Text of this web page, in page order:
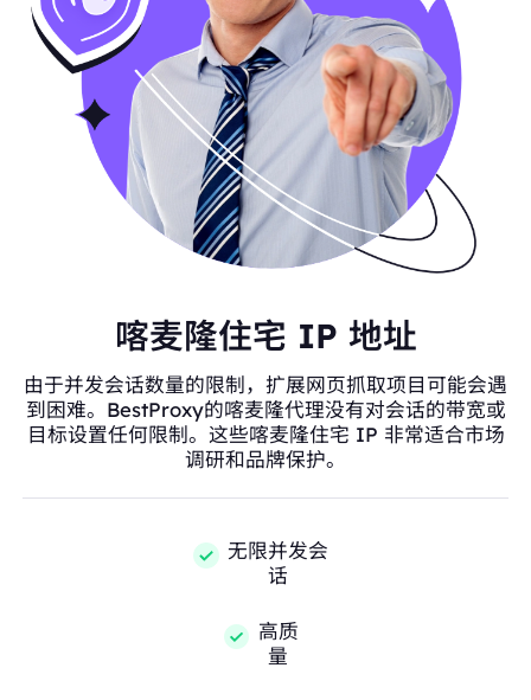
喀麦隆住宅 IP 地址
由于并发会话数量的限制，扩展网页抓取项目可能会遇
到困难。BestProxy的喀麦隆代理没有对会话的带宽或
目标设置任何限制。这些喀麦隆住宅 IP 非常适合市场
调研和品牌保护。
无限并发会
话
高质
量